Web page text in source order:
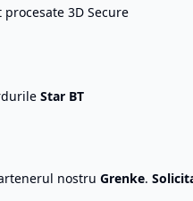
3D Secure
Star BT
nostru Grenke.